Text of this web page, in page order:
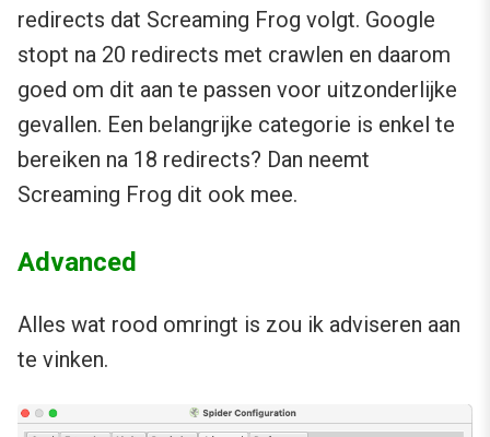
redirects dat Screaming Frog volgt. Google
stopt na 20 redirects met crawlen en daarom
goed om dit aan te passen voor uitzonderlijke
gevallen. Een belangrijke categorie is enkel te
bereiken na 18 redirects? Dan neemt
Screaming Frog dit ook mee.
Advanced
Alles wat rood omringt is zou ik adviseren aan
te vinken.